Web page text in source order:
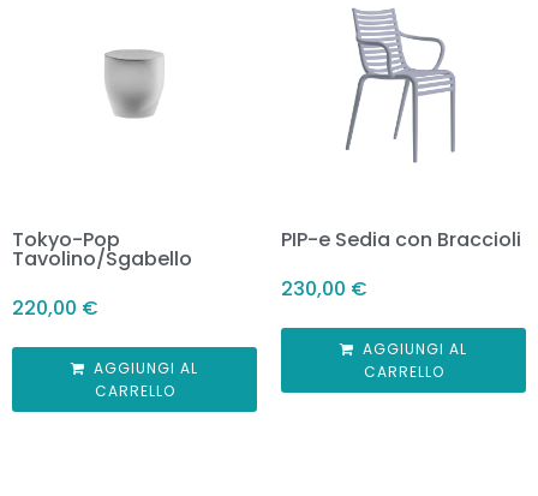
Tokyo-Pop
Tavolino/Sgabello
220,00 €
AGGIUNGI AL
CARRELLO
PIP-e Sedia con Braccioli
230,00 €
AGGIUNGI AL
CARRELLO